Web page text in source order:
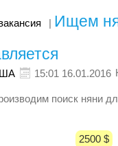
| Ищем
15:01 16.01.2016
поиск няни
2500 $